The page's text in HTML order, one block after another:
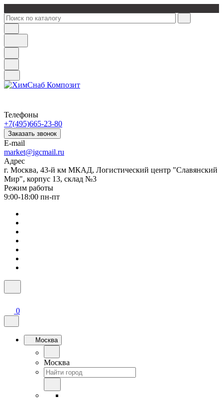
Телефоны
+7(495)665-23-80
Заказать звонок
E-mail
market@igcmail.ru
Адрес
г. Москва, 43-й км МКАД, Логистический центр "Славянский
Мир", корпус 13, склад №3
Режим работы
9:00-18:00 пн-пт
0
Москва
Москва